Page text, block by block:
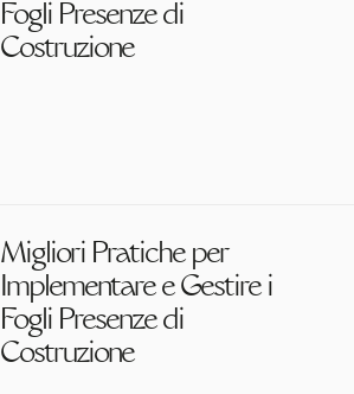
Fogli Presenze di
Costruzione
Migliori Pratiche per
Implementare e Gestire i
Fogli Presenze di
Costruzione